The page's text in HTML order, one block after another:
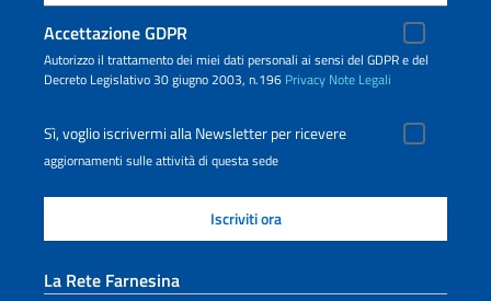
Accettazione GDPR
Autorizzo il trattamento dei miei dati personali ai sensi del GDPR e del
Decreto Legislativo 30 giugno 2003, n.196 Privacy Note Legali
Sì, voglio iscrivermi alla Newsletter per ricevere
aggiornamenti sulle attività di questa sede
La Rete Farnesina